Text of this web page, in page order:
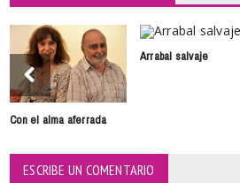
Con el alma aferrada
Arrabal salvaje
ESCRIBE UN COMENTARIO